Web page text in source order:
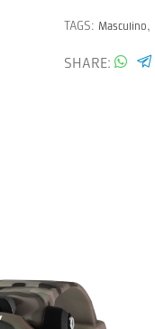
TAGS: Masculino,
SHARE